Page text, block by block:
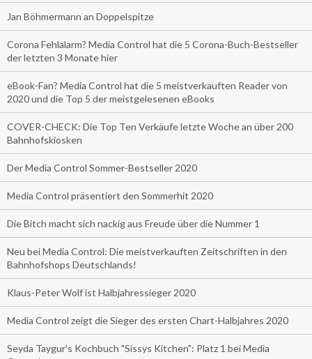
Jan Böhmermann an Doppelspitze
Corona Fehlalarm? Media Control hat die 5 Corona-Buch-Bestseller
der letzten 3 Monate hier
eBook-Fan? Media Control hat die 5 meistverkauften Reader von
2020 und die Top 5 der meistgelesenen eBooks
COVER-CHECK: Die Top Ten Verkäufe letzte Woche an über 200
Bahnhofskiosken
Der Media Control Sommer-Bestseller 2020
Media Control präsentiert den Sommerhit 2020
Die Bitch macht sich nackig aus Freude über die Nummer 1
Neu bei Media Control: Die meistverkauften Zeitschriften in den
Bahnhofshops Deutschlands!
Klaus-Peter Wolf ist Halbjahressieger 2020
Media Control zeigt die Sieger des ersten Chart-Halbjahres 2020
Seyda Taygur's Kochbuch "Sissys Kitchen": Platz 1 bei Media